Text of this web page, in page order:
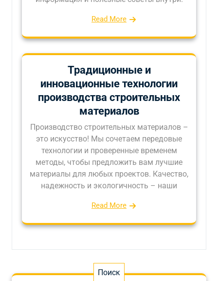
Read More
Традиционные и
инновационные технологии
производства строительных
материалов
Производство строительных материалов –
это искусство! Мы сочетаем передовые
технологии и проверенные временем
методы, чтобы предложить вам лучшие
материалы для любых проектов. Качество,
надежность и экологичность – наши
Read More
Поиск